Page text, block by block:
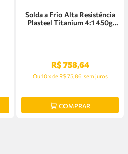
Solda a Frio Alta Resistência
Plasteel Titanium 4:1 450g
R$758,64
Ou10xde R$ 75,86 sem juros
COMPRAR